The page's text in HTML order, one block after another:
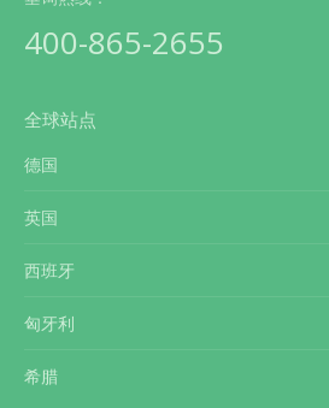
400-865-2655
全球站点
德国
英国
西班牙
匈牙利
希腊